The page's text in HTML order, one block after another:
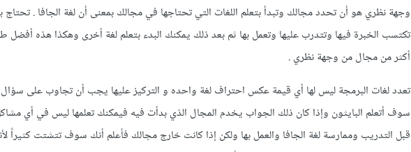
وجهة نظري هو أن تحدد مجالك وتبدأ بتعلم اللغات التي تحتاجها في مجالك بمعنى أن لغة الجافا .
تكتسب الخبرة فيها وتتدرب عليها وتعمل بها ثم بعد ذلك يمكنك البدء بتعلم لغة أخرى وهكذا هذه أفضل
أكثر من مجال من وجهة نظري .
تعدد لغات البرمجة ليس لها أي قيمة عكس احتراف لغة واحده و التركيز عليها يجب أن تجاوب على سؤال
سوف أتعلم البايثون وإذا كان ذلك الجواب يخدم المجال الذي بدأت فيه فيمكنك تعلمها ليس في أي
قبل التدريب وممارسة لغة الجافا والعمل بها ولكن إذا كانت خارج مجالك فأعلم أنك سوف تتشتت كثيراً